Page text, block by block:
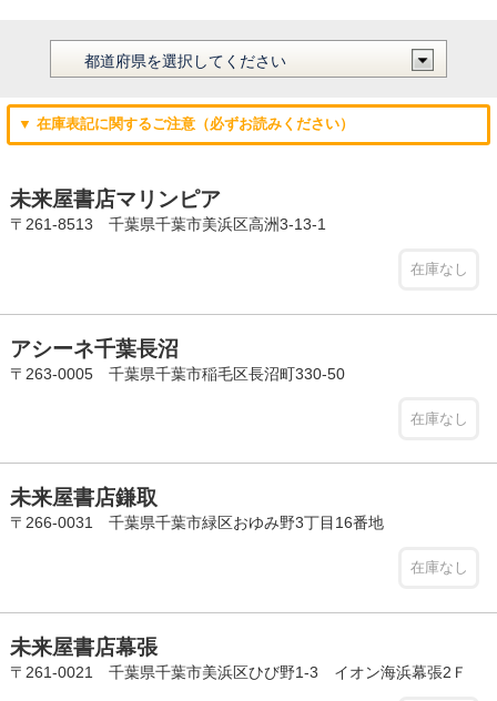
▼ 在庫表記に関するご注意（必ずお読みください）
未来屋書店マリンピア
〒261-8513 千葉県千葉市美浜区高洲3-13-1
在庫なし
アシーネ千葉長沼
〒263-0005 千葉県千葉市稲毛区長沼町330-50
在庫なし
未来屋書店鎌取
〒266-0031 千葉県千葉市緑区おゆみ野3丁目16番地
在庫なし
未来屋書店幕張
〒261-0021 千葉県千葉市美浜区ひび野1-3 イオン海浜幕張2Ｆ